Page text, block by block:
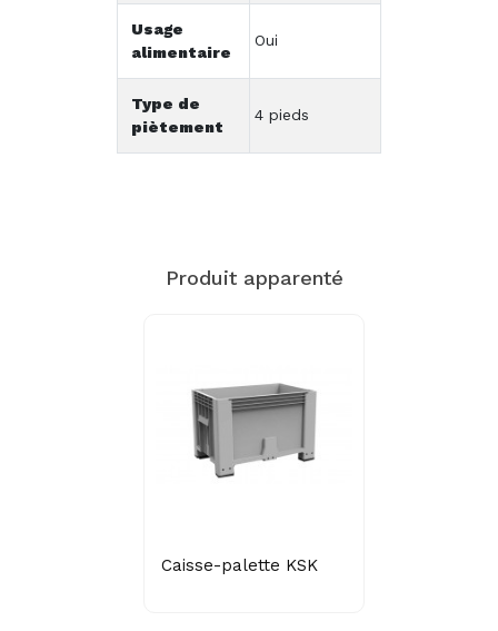
Usage
alimentaire
Oui
Type de
piètement
4 pieds
Produit apparenté
Caisse-palette KSK